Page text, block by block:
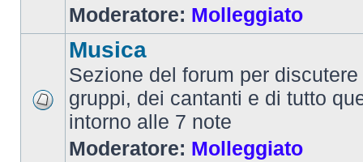
Moderatore: Molleggiato
Musica
Sezione del forum per
gruppi, dei cantanti e di tutto
intorno alle 7 note
Moderatore: Molleggiato